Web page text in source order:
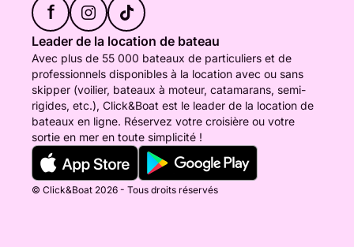
f
Leader de la location de bateau
Avec plus de 55 000 bateaux de particuliers et de
professionnels disponibles à la location avec ou sans
skipper (voilier, bateaux à moteur, catamarans, semi-
rigides, etc.), Click&Boat est le leader de la location de
bateaux en ligne. Réservez votre croisière ou votre
sortie en mer en toute simplicité !
© Click&Boat 2026 - Tous droits réservés